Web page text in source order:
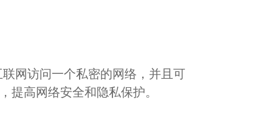
网访问一个私密的网络，并且可
提高网络安全和隐私保护。